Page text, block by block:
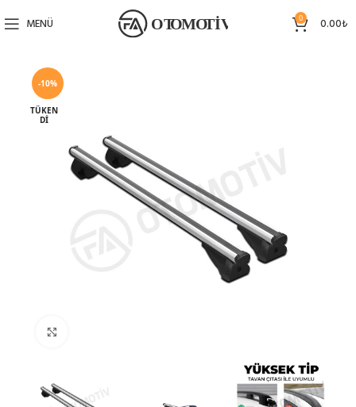
MENÜ 0 0.00₺
-10%
TÜKEN
DI